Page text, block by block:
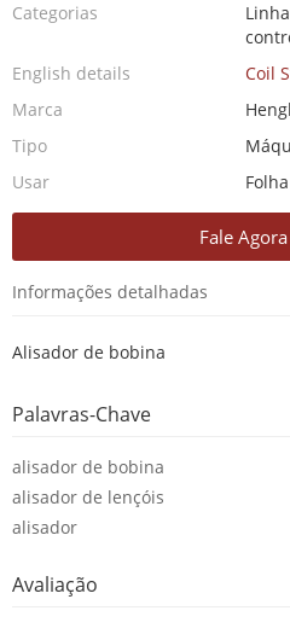
Categorias
English details
Coil
Marca
Tipo
Usar
Folha
Fale Agora
Informações detalhadas
Alisador de bobina
Palavras-Chave
alisador de bobina
alisador de lençóis
alisador
Avaliação